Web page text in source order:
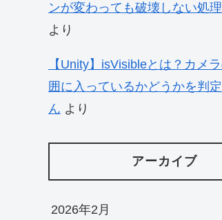
ンが変わっても破壊しない処理
より
【Unity】isVisibleとは？カメ
囲に入っているかどうかを判定
ん より
アーカイブ
2026年2月